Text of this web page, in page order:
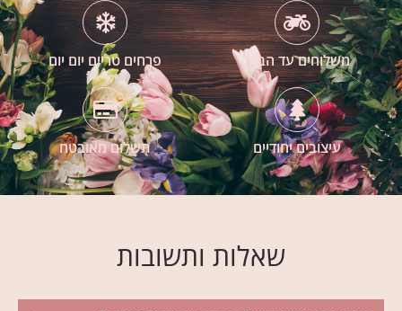
משלוחים עד הבית פרחים טריים יום יום
עיצובים יחודיים תשלום מאובטח
שאלות ותשובות